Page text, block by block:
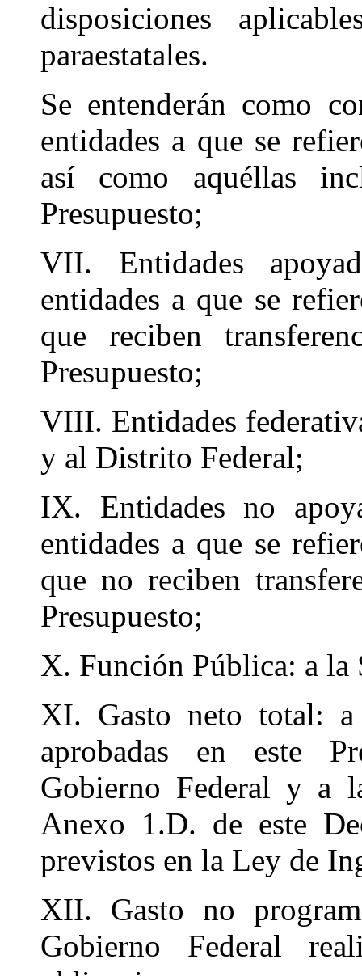
disposiciones
paraestatales.
Se entenderán como
entidades a que se
así como aquéllas
Presupuesto;
VII. Entidades
entidades a que se
que reciben
Presupuesto;
VIII. Entidades
y al Distrito Federal;
IX. Entidades no
entidades a que se
que no reciben
Presupuesto;
X. Función Pública: a la
XI. Gasto neto total: a
aprobadas en este
Gobierno Federal y a
Anexo 1.D. de este
previstos en la Ley de
XII. Gasto no
Gobierno Federal